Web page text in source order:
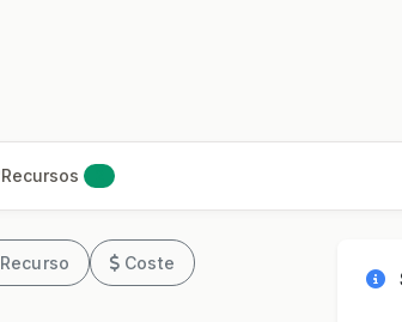
Recursos
Recurso Coste